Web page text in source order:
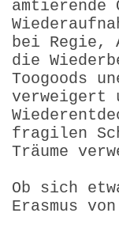
bei Regie,
die
Toogoods
verweigert
fragilen
Träume
Ob sich
Erasmus